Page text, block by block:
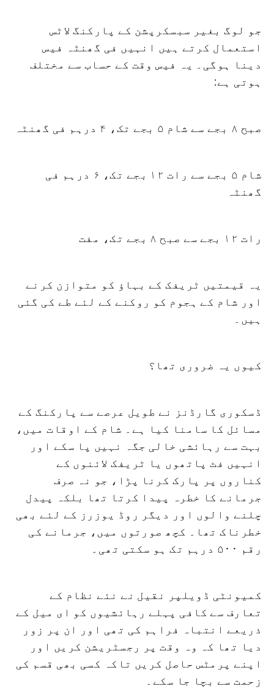
جو لوگ بغیر سبسکرپشن کے پارکنگ لاٹس
استعمال کرتے ہیں انہیں فی گھنٹہ فیس
دینا ہوگی۔ یہ فیس وقت کے حساب سے مختلف
ہوتی ہے:
صبح ۸ بجے سے شام ۵ بجے تک، ۴ درہم فی گھنٹہ
شام ۵ بجے سے رات ۱۲ بجے تک، ۶ درہم فی
گھنٹہ
رات ۱۲ بجے سے صبح ۸ بجے تک، مفت
یہ قیمتیں ٹریفک کے بہاؤ کو متوازن کرنے
اور شام کے ہجوم کو روکنے کے لئے طے کی گئی
ہیں۔
کیوں یہ ضروری تھا؟
ڈسکوری گارڈنز نے طویل عرصے سے پارکنگ کے
مسائل کا سامنا کیا ہے۔ شام کے اوقات میں،
بہت سے رہائشی خالی جگہ نہیں پا سکے اور
انہیں فٹ پاتھوں یا ٹریفک لائنوں کے
کناروں پر پارک کرنا پڑا، جو نہ صرف
جرمانے کا خطرہ پیدا کرتا تھا بلکہ پیدل
چلنے والوں اور دیگر روڈ یوزرز کے لئے بھی
خطرناک تھا۔ کچھ صورتوں میں، جرمانے کی
رقم ۵۰۰ درہم تک ہو سکتی تھی۔
کمیونٹی ڈویلپر نقیل نے نئے نظام کے
تعارف سے کافی پہلے رہائشیوں کو ای میل کے
ذریعے انتباہ فراہم کی تھی اور ان پر زور
دیا تھا کہ وہ وقت پر رجسٹریشن کریں اور
اپنے پرمٹس حاصل کریں تاکہ کسی بھی قسم کی
زحمت سے بچا جا سکے۔